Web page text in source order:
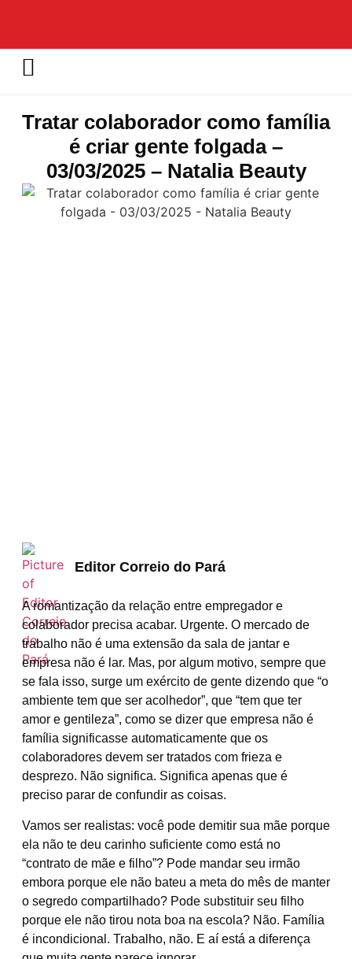
Tratar colaborador como família
é criar gente folgada –
03/03/2025 – Natalia Beauty
Editor Correio do Pará
A romantização da relação entre empregador e
colaborador precisa acabar. Urgente. O mercado de
trabalho não é uma extensão da sala de jantar e
empresa não é lar. Mas, por algum motivo, sempre que
se fala isso, surge um exército de gente dizendo que “o
ambiente tem que ser acolhedor”, que “tem que ter
amor e gentileza”, como se dizer que empresa não é
família significasse automaticamente que os
colaboradores devem ser tratados com frieza e
desprezo. Não significa. Significa apenas que é
preciso parar de confundir as coisas.
Vamos ser realistas: você pode demitir sua mãe porque
ela não te deu carinho suficiente como está no
“contrato de mãe e filho”? Pode mandar seu irmão
embora porque ele não bateu a meta do mês de manter
o segredo compartilhado? Pode substituir seu filho
porque ele não tirou nota boa na escola? Não. Família
é incondicional. Trabalho, não. E aí está a diferença